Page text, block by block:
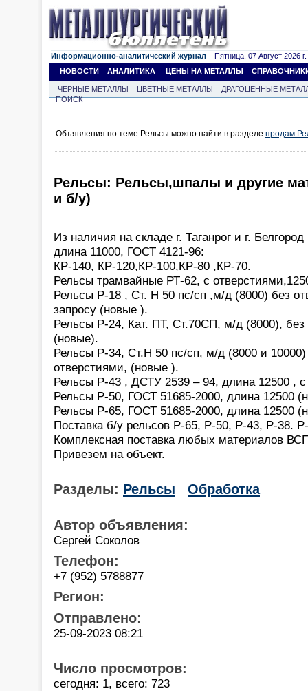
Информационно-аналитический журнал Пятница, 07 Август 2026 г.
НОВОСТИ
АНАЛИТИКА ЦЕНЫ НА МЕТАЛЛЫ
ЧЕРНЫЕ МЕТАЛЛЫ ЦВЕТНЫЕ МЕТАЛЛЫ
ДРАГОЦЕННЫЕ
ПОИСК
Объявления по теме Рельсы можно найти в разделе продам
Рельсы: Рельсы,шпалы и другие
и б/у)
Из наличия на складе г. Таганрог и г.
длина 11000, ГОСТ 4121-96:
КР-140, КР-120,КР-100,КР-80 ,КР-70.
Рельсы трамвайные РТ-62, с
Рельсы Р-18 , Ст. Н 50 пс/сп ,м/д (8000) без
запросу (новые ).
Рельсы Р-24, Кат. ПТ, Ст.70СП, м/д (8000),
(новые).
Рельсы Р-34, Ст.Н 50 пс/сп, м/д (8000 и
отверстиями, (новые ).
Рельсы Р-43 , ДСТУ 2539 – 94, длина 12500 ,
Рельсы Р-50, ГОСТ 51685-2000, длина 12500
Рельсы Р-65, ГОСТ 51685-2000, длина 12500
Поставка б/у рельсов Р-65, Р-50, Р-43, Р-38.
Комплексная поставка любых материалов
Привезем на объект.
Разделы: Рельсы Обработка
Автор объявления:
Сергей Соколов
Телефон:
+7 (952) 5788877
Регион:
Отправлено:
25-09-2023 08:21
Число просмотров:
сегодня: 1, всего: 723